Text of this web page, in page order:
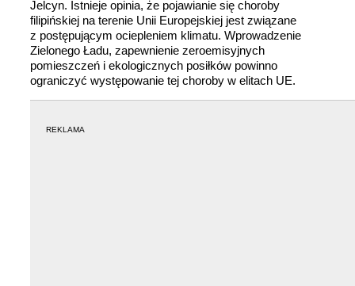
Jelcyn. Istnieje opinia, że pojawianie się choroby
filipińskiej na terenie Unii Europejskiej jest związane
z postępującym ociepleniem klimatu. Wprowadzenie
Zielonego Ładu, zapewnienie zeroemisyjnych
pomieszczeń i ekologicznych posiłków powinno
ograniczyć występowanie tej choroby w elitach UE.
REKLAMA